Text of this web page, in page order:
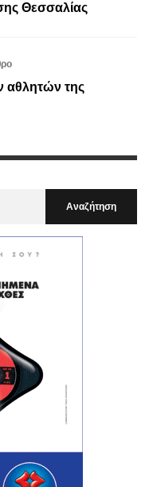
Θεσσαλίας
αθλητών της